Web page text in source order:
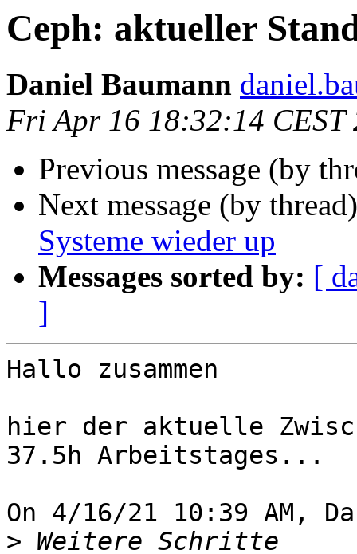
Ceph: aktueller
Daniel Baumann
Fri Apr 16 18:32:14 CEST
Previous message (by
Next message (by
Systeme wieder up
Messages sorted by: [
]
Hallo zusammen
hier der aktuelle
37.5h Arbeitstages...
On 4/16/21 10:39 AM,
>